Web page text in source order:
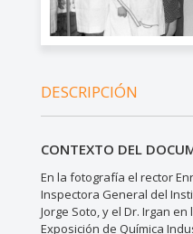
DESCRIPCIÓN
CONTEXTO DEL
En la fotografía el rector
Inspectora General del
Jorge Soto, y el Dr. Irgan
Exposición de Química